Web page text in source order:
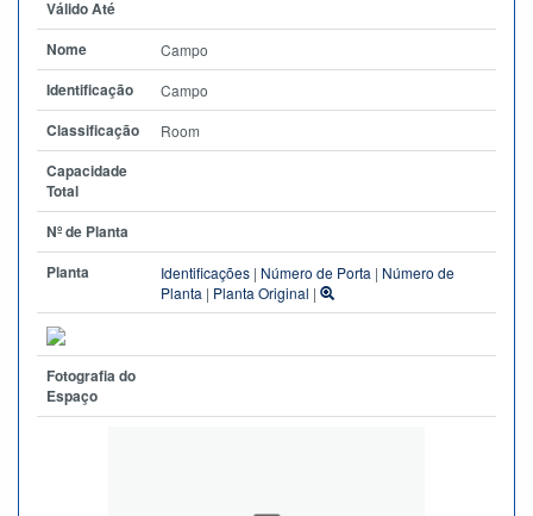
Válido Até
Nome
Campo
Identificação Campo
Classificação Room
Capacidade
Total
Nº de Planta
Planta
Identificações | Número de Porta | Número de
Planta | Planta Original |
Fotografia do
Espaço